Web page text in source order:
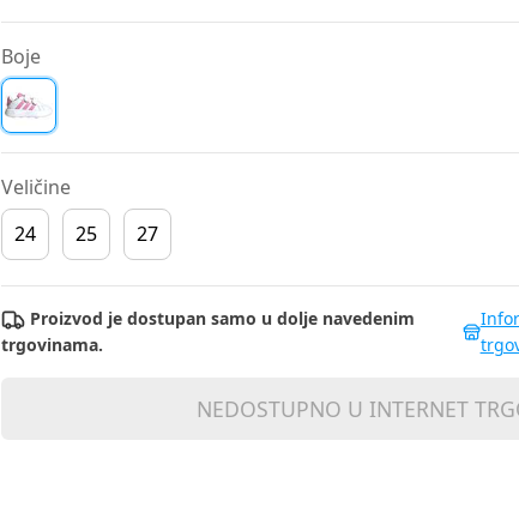
Boje
Veličine
24
25 27
Proizvod je dostupan samo u dolje navedenim
trgovinama.
NEDOSTUPNO U INTERNET